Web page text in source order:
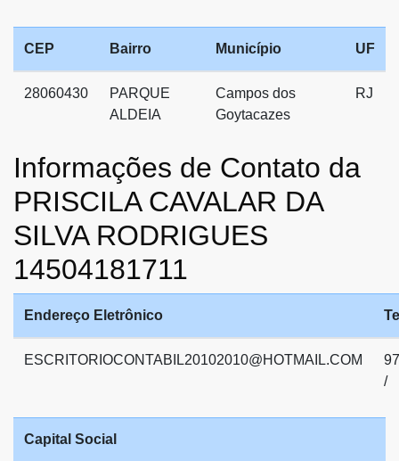
CEP Bairro Município UF
28060430
PARQUE
ALDEIA
Campos dos
Goytacazes
RJ
Informações de Contato da
PRISCILA CAVALAR DA
SILVA RODRIGUES
14504181711
Endereço Eletrônico
ESCRITORIOCONTABIL20102010@HOTMAIL.COM
/
Capital Social